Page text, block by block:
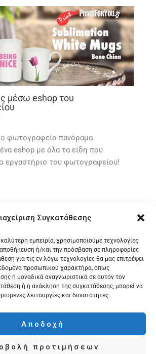
Συγκατάθεσης
εμπειρία, χρησιμοποιούμε τεχνολογίες
ή/και την πρόσβαση σε πληροφορίες
για τις εν λόγω τεχνολογίες θα μας επιτρέψει
προσωπικού χαρακτήρα, όπως
ή μοναδικά αναγνωριστικά σε αυτόν τον
ή η ανάκληση της συγκατάθεσης, μπορεί να
λειτουργίες και δυνατότητες.
Αποδοχή
προτιμήσεων
μέσω eshop του
φωτογραφείο πανόραμα
eshop με όλα τα είδη που
εργαστήριο του φωτογραφείου!
Ελληνικά
English
Studio Panorama Volos